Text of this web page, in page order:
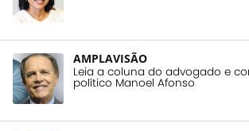
AMPLAVISÃO
Leia a coluna do advogado e
político Manoel Afonso